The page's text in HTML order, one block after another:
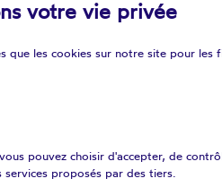
votre vie privée
que les cookies sur notre site pour les
pouvez choisir d'accepter, de
proposés par des tiers.